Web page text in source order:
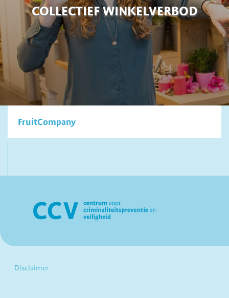
COLLECTIEF WINKELVERBOD
FruitCompany
Disclaimer